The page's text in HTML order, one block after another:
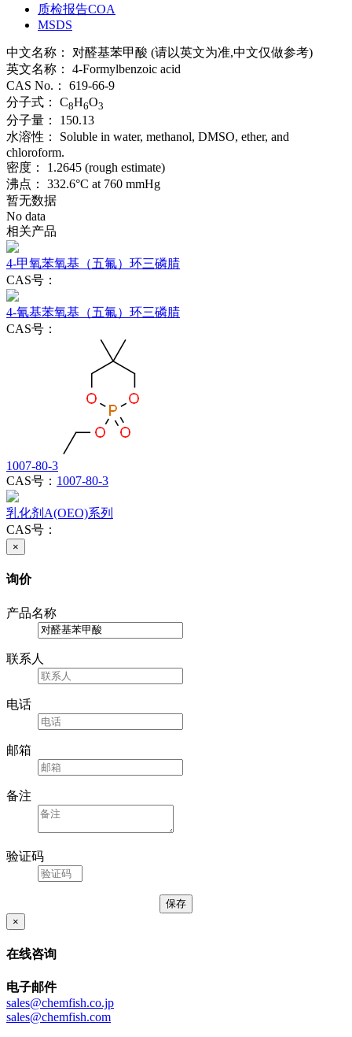
质检报告COA
MSDS
中文名称： 对醛基苯甲酸 (请以英文为准,中文仅做参考)
英文名称： 4-Formylbenzoic acid
CAS No.：
619-66-9
分子式：
C8H6O3
分子量：
150.13
水溶性：
Soluble in water, methanol, DMSO, ether, and
chloroform.
密度：
1.2645 (rough estimate)
沸点：
332.6°C at 760 mmHg
暂无数据
No data
相关产品
4-甲氧苯氧基（五氟）环三磷腈
CAS号：
4-氰基苯氧基（五氟）环三磷腈
CAS号：
1007-80-3
CAS号： 1007-80-3
乳化剂A(OEO)系列
CAS号：
×
询价
产品名称
联系人
电话
邮箱
备注
验证码
×
在线咨询
电子邮件
sales@chemfish.co.jp
sales@chemfish.com